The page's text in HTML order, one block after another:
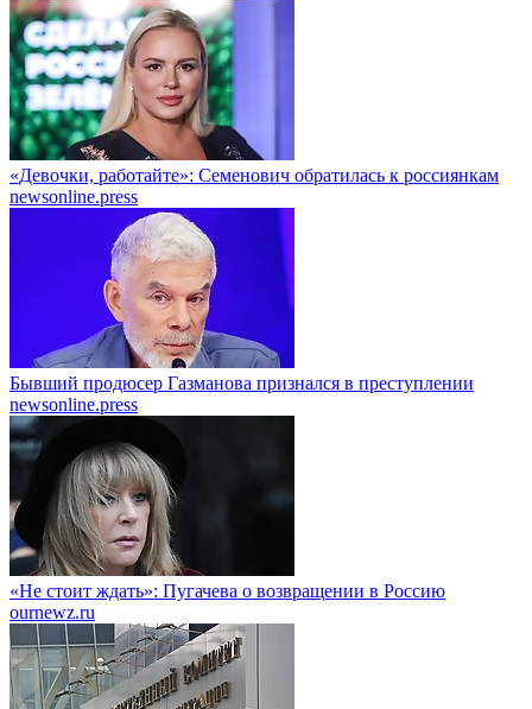
«Девочки, работайте»: Семенович обратилась к россиянкам
newsonline.press
Бывший продюсер Газманова признался в преступлении
newsonline.press
«Не стоит ждать»: Пугачева о возвращении в Россию
ournewz.ru